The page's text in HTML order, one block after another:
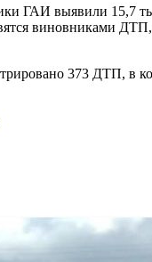
ГАИ выявили 15,7
виновниками
373 ДТП, в